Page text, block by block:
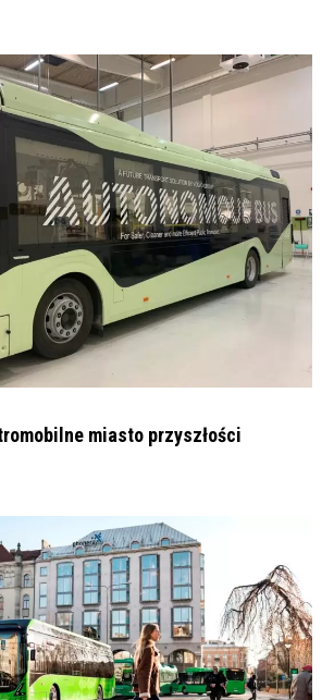
miasto przyszłości